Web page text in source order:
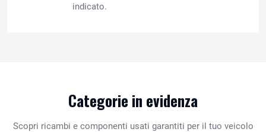
indicato.
Categorie in evidenza
Scopri ricambi e componenti usati garantiti per il tuo veicolo